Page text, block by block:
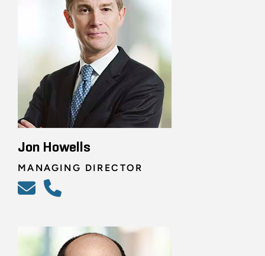
Jon Howells
MANAGING DIRECTOR